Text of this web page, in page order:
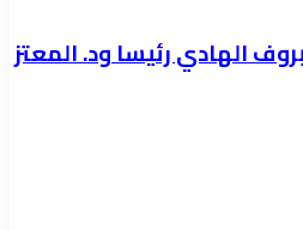
الهادي رئيسا ود. المعتز